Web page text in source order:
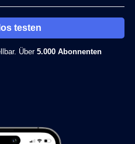
testen
Über 5.000 Abonnenten